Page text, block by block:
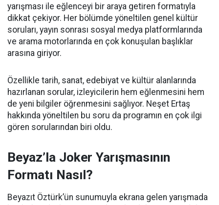
yarışması ile eğlenceyi bir araya getiren formatıyla
dikkat çekiyor. Her bölümde yöneltilen genel kültür
soruları, yayın sonrası sosyal medya platformlarında
ve arama motorlarında en çok konuşulan başlıklar
arasına giriyor.
Özellikle tarih, sanat, edebiyat ve kültür alanlarında
hazırlanan sorular, izleyicilerin hem eğlenmesini hem
de yeni bilgiler öğrenmesini sağlıyor. Neşet Ertaş
hakkında yöneltilen bu soru da programın en çok ilgi
gören sorularından biri oldu.
Beyaz’la Joker Yarışmasının
Formatı Nasıl?
Beyazıt Öztürk’ün sunumuyla ekrana gelen yarışmada